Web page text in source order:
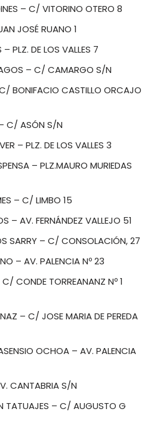
– C/ VITORINO OTERO 8
JOSÉ RUANO 1
PLZ. DE LOS VALLES 7
– C/ CAMARGO S/N
BONIFACIO CASTILLO ORCAJO
C/ ASÓN S/N
– PLZ. DE LOS VALLES 3
– PLZ.MAURO MURIEDAS
– C/ LIMBO 15
– AV. FERNÁNDEZ VALLEJO 51
SARRY – C/ CONSOLACIÓN, 27
– AV. PALENCIA Nº 23
CONDE TORREANANZ Nº 1
– C/ JOSE MARIA DE PEREDA
OCHOA – AV. PALENCIA
CANTABRIA S/N
TATUAJES – C/ AUGUSTO G